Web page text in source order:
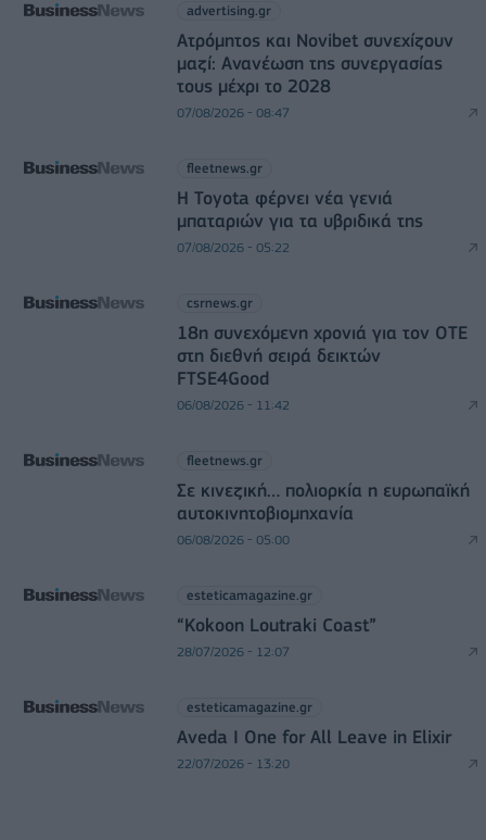
advertising.gr
Ατρόμητος και Novibet συνεχίζουν
μαζί: Ανανέωση της συνεργασίας
τους μέχρι το 2028
07/08/2026 - 08:47
fleetnews.gr
Η Toyota φέρνει νέα γενιά
μπαταριών για τα υβριδικά της
07/08/2026 - 05:22
csrnews.gr
18η συνεχόμενη χρονιά για τον ΟΤΕ
στη διεθνή σειρά δεικτών
FTSE4Good
06/08/2026 - 11:42
fleetnews.gr
Σε κινεζική… πολιορκία η ευρωπαϊκή
αυτοκινητοβιομηχανία
06/08/2026 - 05:00
esteticamagazine.gr
“Kokoon Loutraki Coast”
28/07/2026 - 12:07
esteticamagazine.gr
Aveda I One for All Leave in Elixir
22/07/2026 - 13:20